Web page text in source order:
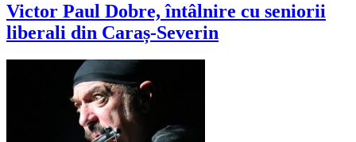
Victor Paul Dobre, întâlnire cu seniorii
liberali din Caraș-Severin